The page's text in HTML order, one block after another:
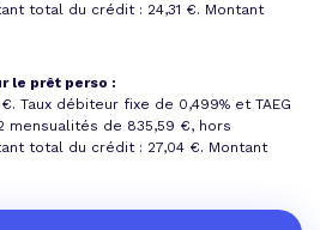
total du crédit : 24,31 €. Montant
le prêt perso :
Taux débiteur fixe de 0,499% et TAEG
mensualités de 835,59 €, hors
total du crédit : 27,04 €. Montant